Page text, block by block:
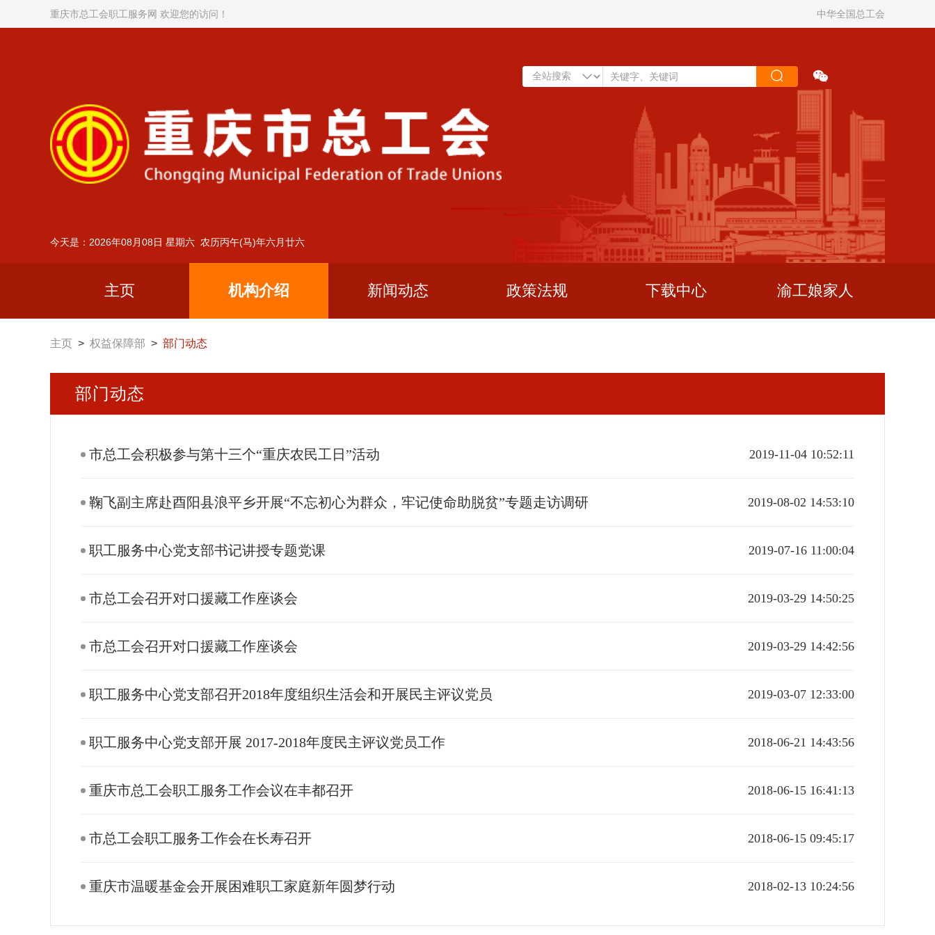
重庆市总工会职工服务网 欢迎您的访问！ 中华全国总工会
今天是：2026年08月08日 星期六 农历丙午(马)年六月廿六
主页 机构介绍 新闻动态 政策法规 下载中心 渝工娘家人
主页 > 权益保障部 > 部门动态
部门动态
市总工会积极参与第十三个“重庆农民工日”活动 2019-11-04 10:52:11
鞠飞副主席赴酉阳县浪平乡开展“不忘初心为群众，牢记使命助脱贫”专题走访调研 2019-08-02 14:53:10
职工服务中心党支部书记讲授专题党课 2019-07-16 11:00:04
市总工会召开对口援藏工作座谈会 2019-03-29 14:50:25
市总工会召开对口援藏工作座谈会 2019-03-29 14:42:56
职工服务中心党支部召开2018年度组织生活会和开展民主评议党员 2019-03-07 12:33:00
职工服务中心党支部开展 2017-2018年度民主评议党员工作 2018-06-21 14:43:56
重庆市总工会职工服务工作会议在丰都召开 2018-06-15 16:41:13
市总工会职工服务工作会在长寿召开 2018-06-15 09:45:17
重庆市温暖基金会开展困难职工家庭新年圆梦行动 2018-02-13 10:24:56